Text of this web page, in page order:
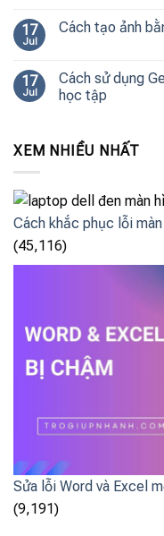
17
Jul
Cách tạo ảnh
17
Jul
Cách sử dụng
học tập
XEM NHIỀU NHẤT
Cách khắc phục lỗi
(45,116)
Sửa lỗi Word và Excel
(9,191)